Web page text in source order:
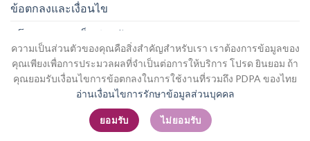
ความเป็นส่วนตัวของคุณคือสิ่งสำคัญสำหรับเรา เราต้องการข้อมูลของ
คุณเพียงเพื่อการประมวลผลที่จำเป็นต่อการให้บริการ โปรด ยินยอม ถ้า
คุณยอมรับเงื่อนไขการข้อตกลงในการใช้งานที่รวมถึง PDPA ของไทย
อ่านเงื่อนไขการรักษาข้อมูลส่วนบุคคล
ยอมรับ ไม่ยอมรับ
ข้อตกลงและเงื่อนไข
นโยบายความเป็นส่วนตัว
สมัครสมาชิก / เข้าสู่ระบบ
Copyright 2026 ©Flatsome Theme